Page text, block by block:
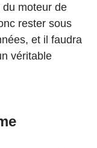
moteur de
rester sous
et il faudra
véritable